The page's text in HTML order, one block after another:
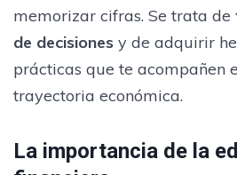
memorizar cifras. Se trata de
de decisiones y de adquirir
prácticas que te acompañen
trayectoria económica.
La importancia de la